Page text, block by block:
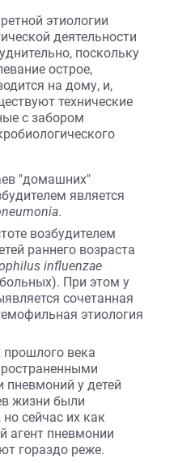
этиологии
деятельности
поскольку
острое,
на дому, и,
технические
с забором
"домашних"
является
.
возбудителем
раннего возраста
influenzae
При этом у
сочетанная
этиология
прошлого века
пневмоний у детей
жизни были
сейчас их как
агент пневмонии
гораздо реже.